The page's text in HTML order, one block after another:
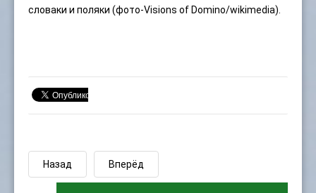
словаки и поляки (фото-Visions of Domino/wikimedia).
Назад Вперёд